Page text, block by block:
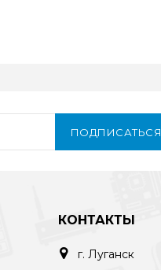
ПОДПИСАТЬСЯ
КОНТАКТЫ
г. Луганск